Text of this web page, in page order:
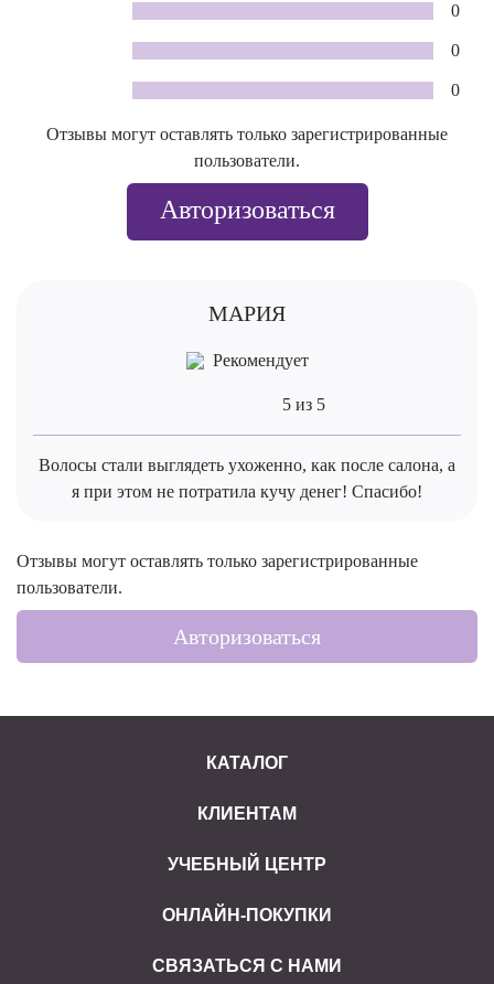
0
0
0
Отзывы могут оставлять только зарегистрированные
пользователи.
Авторизоваться
МАРИЯ
Рекомендует
5 из 5
Волосы стали выглядеть ухоженно, как после салона, а
я при этом не потратила кучу денег! Спасибо!
Отзывы могут оставлять только зарегистрированные
пользователи.
Авторизоваться
КАТАЛОГ
КЛИЕНТАМ
УЧЕБНЫЙ ЦЕНТР
ОНЛАЙН-ПОКУПКИ
СВЯЗАТЬСЯ С НАМИ